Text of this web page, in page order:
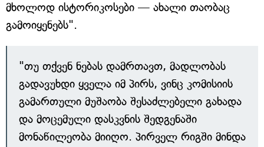
მხოლოდ ისტორიკოსები — ახალი თაობაც
გამოიყენებს".
"თუ თქვენ ნებას დამრთავთ, მადლობას
გადავუხდი ყველა იმ პირს, ვინც კომისიის
გამართული მუშაობა შესაძლებელი გახადა
და მოცემული დასკვნის შედგენაში
მონაწილეობა მიიღო. პირველ რიგში მინდა